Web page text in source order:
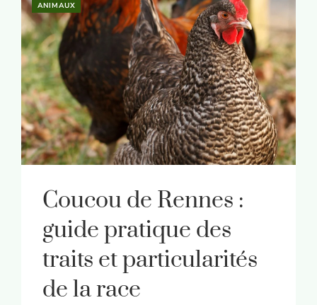
ANIMAUX
Coucou de Rennes :
guide pratique des
traits et particularités
de la race